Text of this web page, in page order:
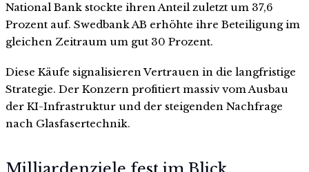
National Bank stockte ihren Anteil zuletzt um 37,6
Prozent auf. Swedbank AB erhöhte ihre Beteiligung im
gleichen Zeitraum um gut 30 Prozent.
Diese Käufe signalisieren Vertrauen in die langfristige
Strategie. Der Konzern profitiert massiv vom Ausbau
der KI-Infrastruktur und der steigenden Nachfrage
nach Glasfasertechnik.